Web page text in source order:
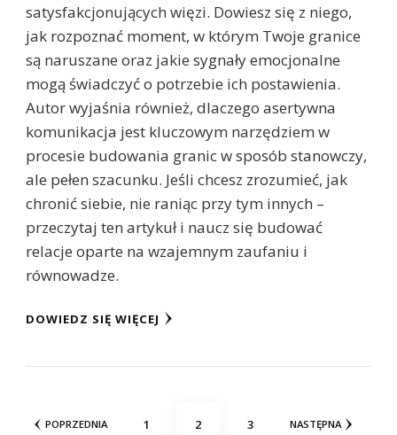
satysfakcjonujących więzi. Dowiesz się z niego,
jak rozpoznać moment, w którym Twoje granice
są naruszane oraz jakie sygnały emocjonalne
mogą świadczyć o potrzebie ich postawienia.
Autor wyjaśnia również, dlaczego asertywna
komunikacja jest kluczowym narzędziem w
procesie budowania granic w sposób stanowczy,
ale pełen szacunku. Jeśli chcesz zrozumieć, jak
chronić siebie, nie raniąc przy tym innych –
przeczytaj ten artykuł i naucz się budować
relacje oparte na wzajemnym zaufaniu i
równowadze.
DOWIEDZ SIĘ WIĘCEJ
Stronicowanie
POPRZEDNIA STRONA
1 STRONA
2 STRONA
3 NASTĘPNA